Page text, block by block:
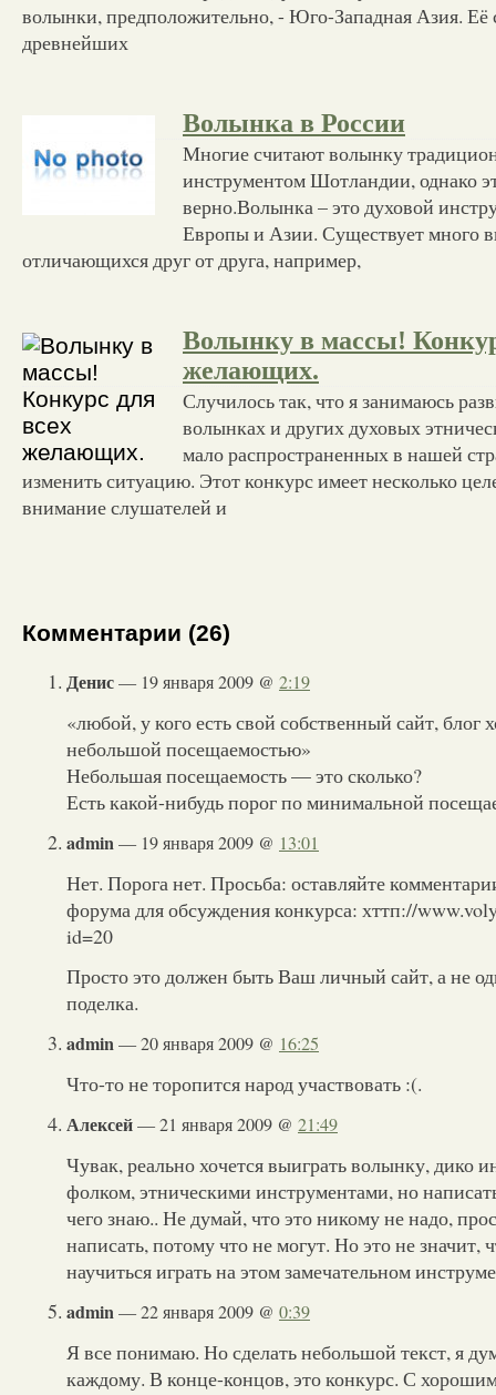
волынки, предположительно, - Юго-Западная Азия. Её
древнейших
Волынка в России
Многие считают волынку
инструментом Шотландии, однако
верно.Волынка – это духовой
Европы и Азии. Существует много
отличающихся друг от друга, например,
Волынку в массы!
желающих.
Случилось так, что я занимаюсь
волынках и других духовых
мало распространенных в нашей
изменить ситуацию. Этот конкурс имеет несколько
внимание слушателей и
Комментарии (26)
Денис— 19 января 2009 @ 2:19
«любой, у кого есть свой собственный сайт, блог
небольшой посещаемостью»
Небольшая посещаемость — это сколько?
Есть какой-нибудь порог по минимальной
admin— 19 января 2009 @ 13:01
Нет. Порога нет. Просьба: оставляйте
форума для обсуждения конкурса: хттп://
id=20
Просто это должен быть Ваш личный сайт, а не
поделка.
admin— 20 января 2009 @ 16:25
Что-то не торопится народ участвовать :(.
Алексей— 21 января 2009 @ 21:49
Чувак, реально хочется выиграть волынку, дико
фолком, этническими инструментами, но
чего знаю.. Не думай, что это никому не надо,
написать, потому что не могут. Но это не значит,
научиться играть на этом замечательном
admin— 22 января 2009 @ 0:39
Я все понимаю. Но сделать небольшой текст, я
каждому. В конце-концов, это конкурс. С